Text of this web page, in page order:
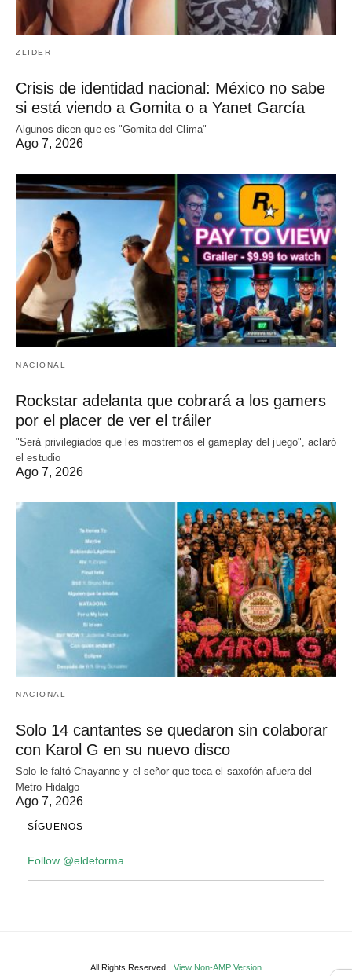
ZLIDER
Crisis de identidad nacional: México no sabe
si está viendo a Gomita o a Yanet García
Algunos dicen que es "Gomita del Clima"
Ago 7, 2026
NACIONAL
Rockstar adelanta que cobrará a los gamers
por el placer de ver el tráiler
"Será privilegiados que les mostremos el gameplay del juego", aclaró
el estudio
Ago 7, 2026
NACIONAL
Solo 14 cantantes se quedaron sin colaborar
con Karol G en su nuevo disco
Solo le faltó Chayanne y el señor que toca el saxofón afuera del
Metro Hidalgo
Ago 7, 2026
SÍGUENOS
Follow @eldeforma
All Rights Reserved View Non-AMP Version